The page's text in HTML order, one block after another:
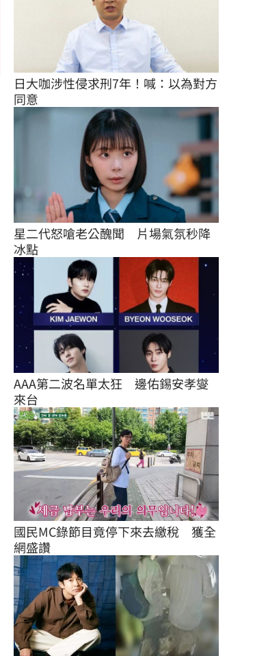
日大咖涉性侵求刑7年！喊：以為對方
同意
星二代怒嗆老公醜聞　片場氣氛秒降
冰點
AAA第二波名單太狂　邊佑錫安孝燮
來台
國民MC錄節目竟停下來去繳稅　獲全
網盛讚